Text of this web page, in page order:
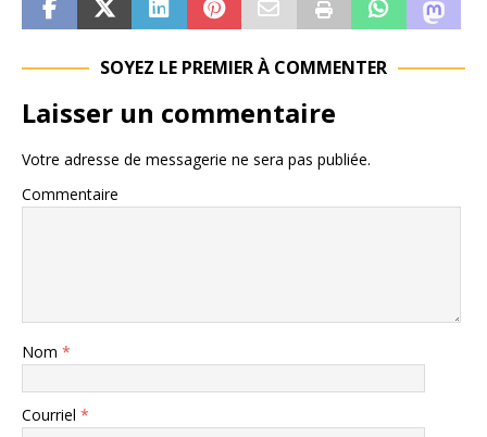
SOYEZ LE PREMIER À COMMENTER
Laisser un commentaire
Votre adresse de messagerie ne sera pas publiée.
Commentaire
Nom *
Courriel *